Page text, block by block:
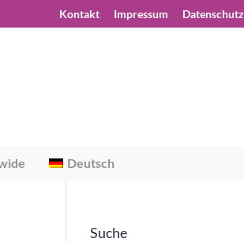
Kontakt Impressum Datenschutz
Deutsch
Suche